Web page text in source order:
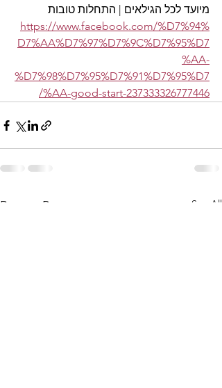
מיועד לכל הגילאים | התחלות טובות
https://www.facebook.com/%D7%94%
D7%AA%D7%97%D7%9C%D7%95%D7
%AA-
%D7%98%D7%95%D7%91%D7%95%D7
%AA-good-start-237333326777446/
Recent Posts See All